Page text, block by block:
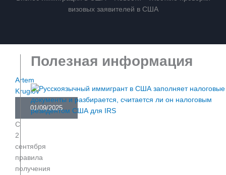
визовых заявителей в США
Artem
Kruglov
01/09/2025
С
2
сентября
правила
получения
Полезная информация